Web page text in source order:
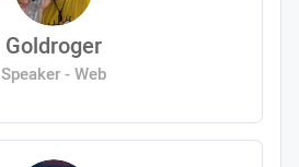
Goldroger
Speaker - Web